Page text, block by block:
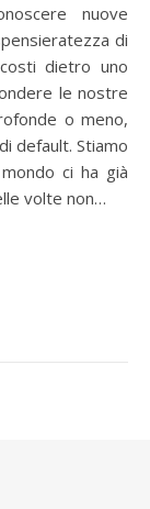
nuove
di
dietro uno
le nostre
o meno,
default. Stiamo
ci ha già
volte non…